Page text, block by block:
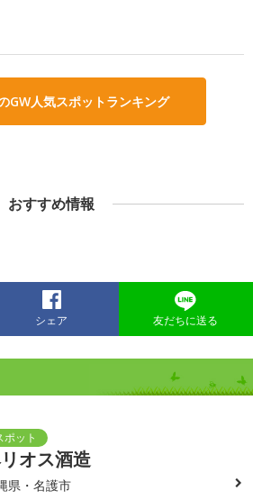
GW人気スポットランキング
おすすめ情報
シェア 友だちに送る
オス酒造
県・名護市